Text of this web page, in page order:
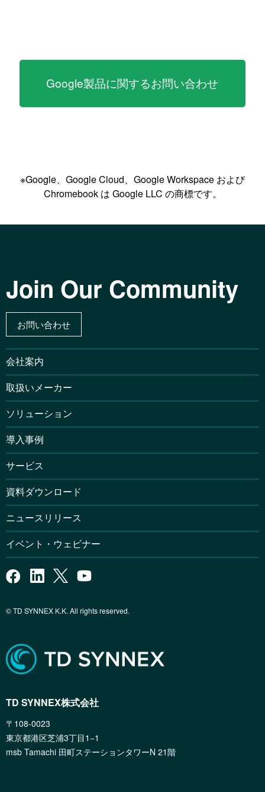
Google製品に関するお問い合わせ
※Google、Google Cloud、Google Workspace および
Chromebook は Google LLC の商標です。
Join Our Community
お問い合わせ
会社案内
取扱いメーカー
ソリューション
導入事例
サービス
資料ダウンロード
ニュースリリース
イベント・ウェビナー
© TD SYNNEX K.K. All rights reserved.
TD SYNNEX株式会社
〒108-0023
東京都港区芝浦3丁目1−1
msb Tamachi 田町ステーションタワーN 21階